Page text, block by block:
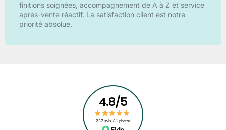
finitions soignées, accompagnement de A à Z et service
après-vente réactif. La satisfaction client est notre
priorité absolue.